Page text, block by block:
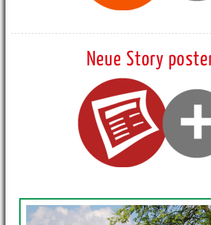
Neue Story